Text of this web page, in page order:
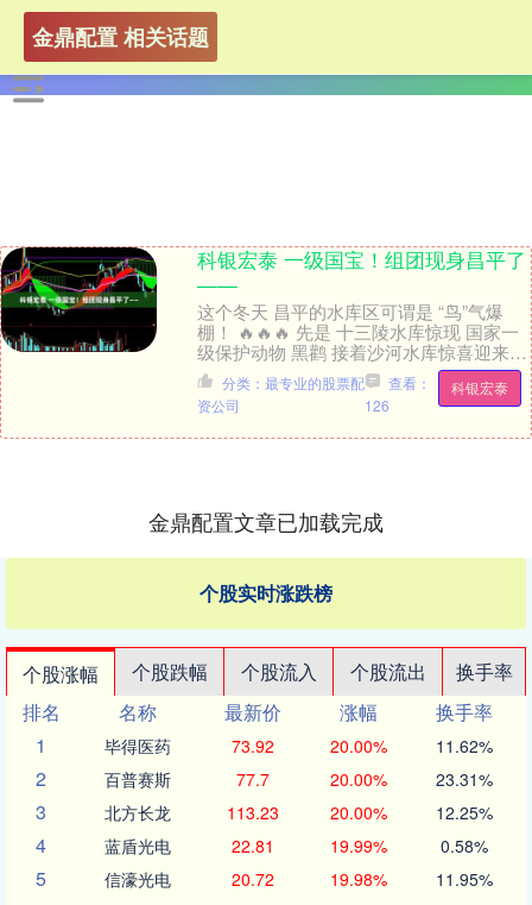
金鼎配置 相关话题
科银宏泰 一级国宝！组团现身昌平了
——
这个冬天 昌平的水库区可谓是 “鸟”气爆
棚！ 🔥🔥🔥 先是 十三陵水库惊现 国家一
级保护动物 黑鹳 接着沙河水库惊喜迎来国
宝级贵客 国家一级保护动物 卷羽鹈鹕 ....
科银宏泰
分类：最专业的股票配
资公司
查看：
126
金鼎配置文章已加载完成
个股实时涨跌榜
个股涨幅 个股跌幅 个股流入 个股流出
换手率
排名
名称 最新价 涨幅
换手率
1
毕得医药 73.92 20.00% 11.62%
2 百普赛斯 77.7 20.00% 23.31%
3 北方长龙 113.23 20.00% 12.25%
4 蓝盾光电 22.81 19.99% 0.58%
5 信濠光电 20.72 19.98% 11.95%